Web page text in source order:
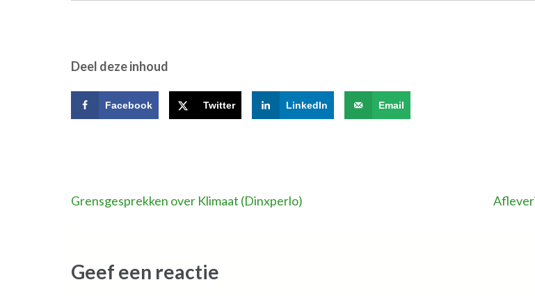
Deel deze inhoud
Facebook Twitter LinkedIn Email
Bericht
Grensgesprekken over Klimaat (Dinxperlo)
Geef een reactie